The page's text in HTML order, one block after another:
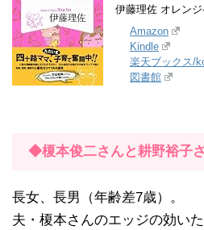
伊藤理佐 オレン
Amazon
Kindle
楽天ブックス/
図書館
◆榎本俊二さんと耕野裕子
長女、長男（年齢差7歳）。
夫・榎本さんのエッジの効い